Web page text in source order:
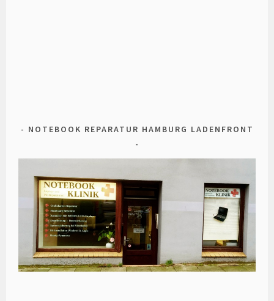
NOTEBOOK REPARATUR HAMBURG LADENFRONT